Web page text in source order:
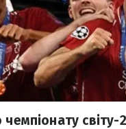
світу-